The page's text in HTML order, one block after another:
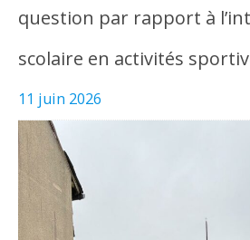
question par rapport à
scolaire en activités
11 juin 2026